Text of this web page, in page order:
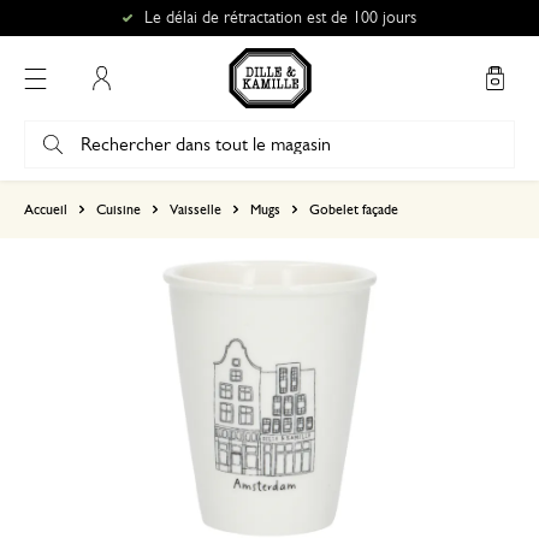
Le délai de rétractation est de 100 jours
Accueil Cuisine Vaisselle Mugs Gobelet façade